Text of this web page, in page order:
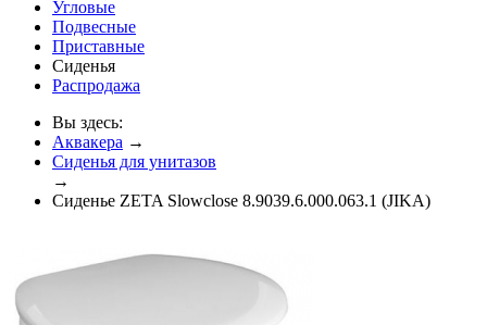
Угловые
Подвесные
Приставные
Сиденья
Распродажа
Вы здесь:
Аквакера →
Сиденья для унитазов
→
Сиденье ZETA Slowclose 8.9039.6.000.063.1 (JIKA)